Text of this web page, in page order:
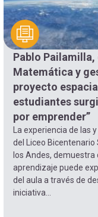
Pablo
Matemática y
proyecto
estudiantes
por emprender”
La experiencia de las
del Liceo Bicentenario
los Andes, demuestra
aprendizaje puede
del aula a través de
iniciativa...